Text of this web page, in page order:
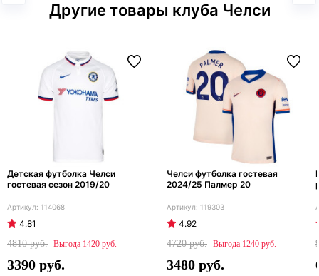
Другие товары клуба Челси
Детская футболка Челси
гостевая сезон 2019/20
114068
4.81
4810
1420
3390
Челси футболка гостевая
2024/25 Палмер 20
119303
4.92
4720
1240
3480